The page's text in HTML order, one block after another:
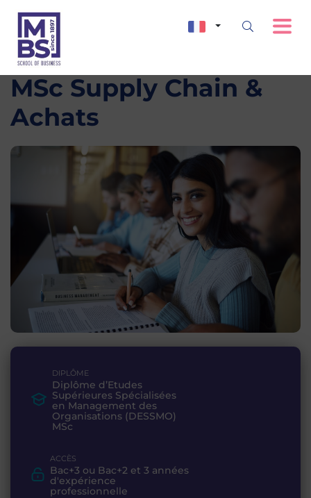
MSc Supply Chain &
Achats
DIPLÔME
Diplôme d’Etudes
Supérieures Spécialisées
en Management des
Organisations (DESSMO)
MSc
ACCÈS
Bac+3 ou Bac+2 et 3 années
d'expérience
professionnelle